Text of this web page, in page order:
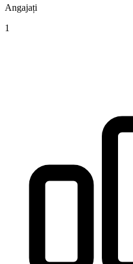
Angajați
1